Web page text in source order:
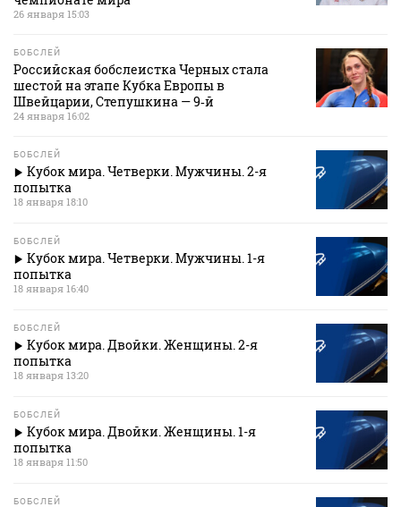
26 января 15:03
БОБСЛЕЙ
Российская бобслеистка Черных стала
шестой на этапе Кубка Европы в
Швейцарии, Степушкина — 9‑й
24 января 16:02
БОБСЛЕЙ
Кубок мира. Четверки. Мужчины. 2-я
попытка
18 января 18:10
БОБСЛЕЙ
Кубок мира. Четверки. Мужчины. 1-я
попытка
18 января 16:40
БОБСЛЕЙ
Кубок мира. Двойки. Женщины. 2-я
попытка
18 января 13:20
БОБСЛЕЙ
Кубок мира. Двойки. Женщины. 1-я
попытка
18 января 11:50
БОБСЛЕЙ